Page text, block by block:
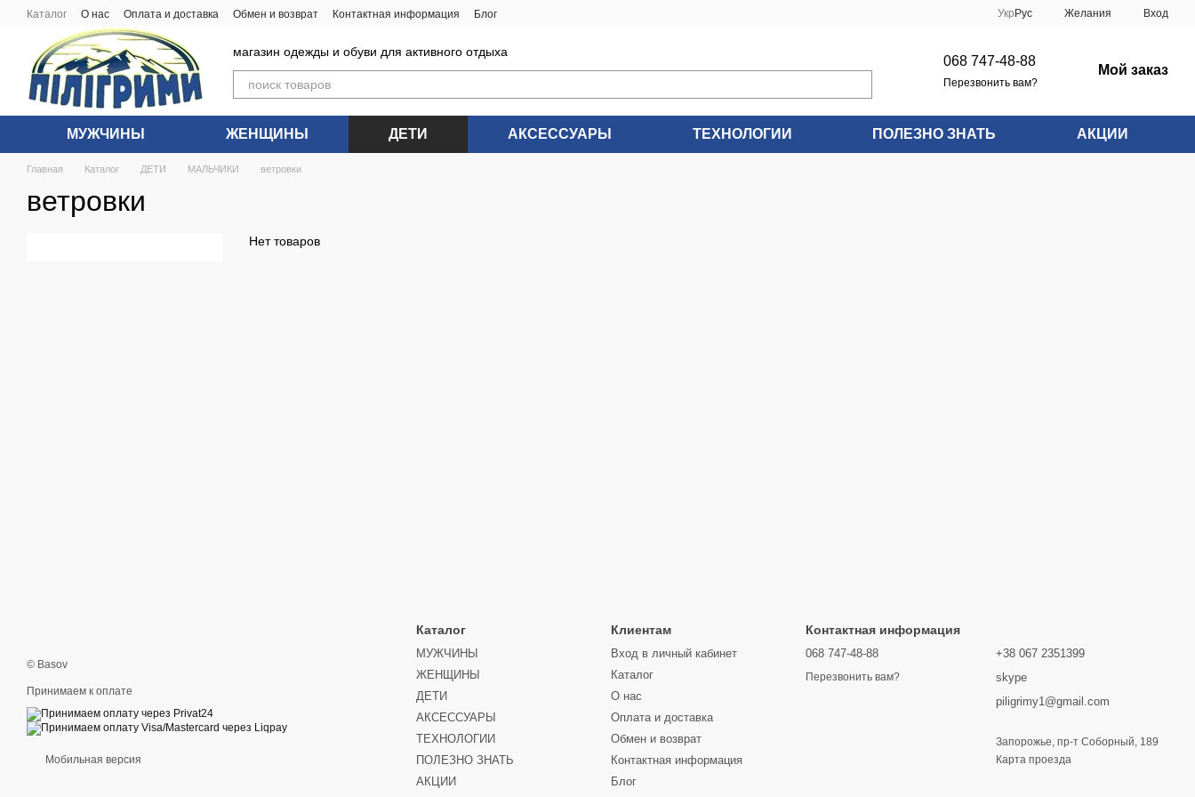
Перейти к основному контенту
Каталог О нас Оплата и доставка Обмен и возврат Контактная информация Блог Укр Рус Желания Вход
магазин одежды и обуви для активного отдыха
068 747-48-88
Перезвонить вам?
Мой заказ
МУЖЧИНЫ ЖЕНЩИНЫ ДЕТИ АКСЕССУАРЫ ТЕХНОЛОГИИ ПОЛЕЗНО ЗНАТЬ АКЦИИ
Главная Каталог ДЕТИ МАЛЬЧИКИ ветровки
ветровки
Нет товаров
© Basov
Принимаем к оплате
Мобильная версия
Каталог
МУЖЧИНЫ
ЖЕНЩИНЫ
ДЕТИ
АКСЕССУАРЫ
ТЕХНОЛОГИИ
ПОЛЕЗНО ЗНАТЬ
АКЦИИ
Клиентам
Вход в личный кабинет
Каталог
О нас
Оплата и доставка
Обмен и возврат
Контактная информация
Блог
Контактная информация
068 747-48-88
Перезвонить вам?
+38 067 2351399
skype
piligrimy1@gmail.com
Запорожье, пр-т Соборный, 189
Карта проезда